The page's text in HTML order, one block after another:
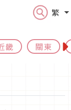
繁
畿 關東